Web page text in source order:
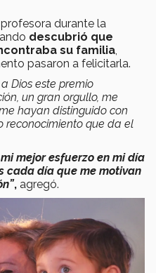
durante la
descubrió que
su familia
pasaron a felicitarla.
Dios este premio
un gran orgullo, me
hayan distinguido con
reconocimiento que da el
mejor esfuerzo en mi día
cada día que me motivan
, agregó.